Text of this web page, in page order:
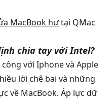
MacBook hưtại QMac
chia tay với Intel?
với Iphone và Apple
lời chê bai và những
về MacBook. Áp lực dữ